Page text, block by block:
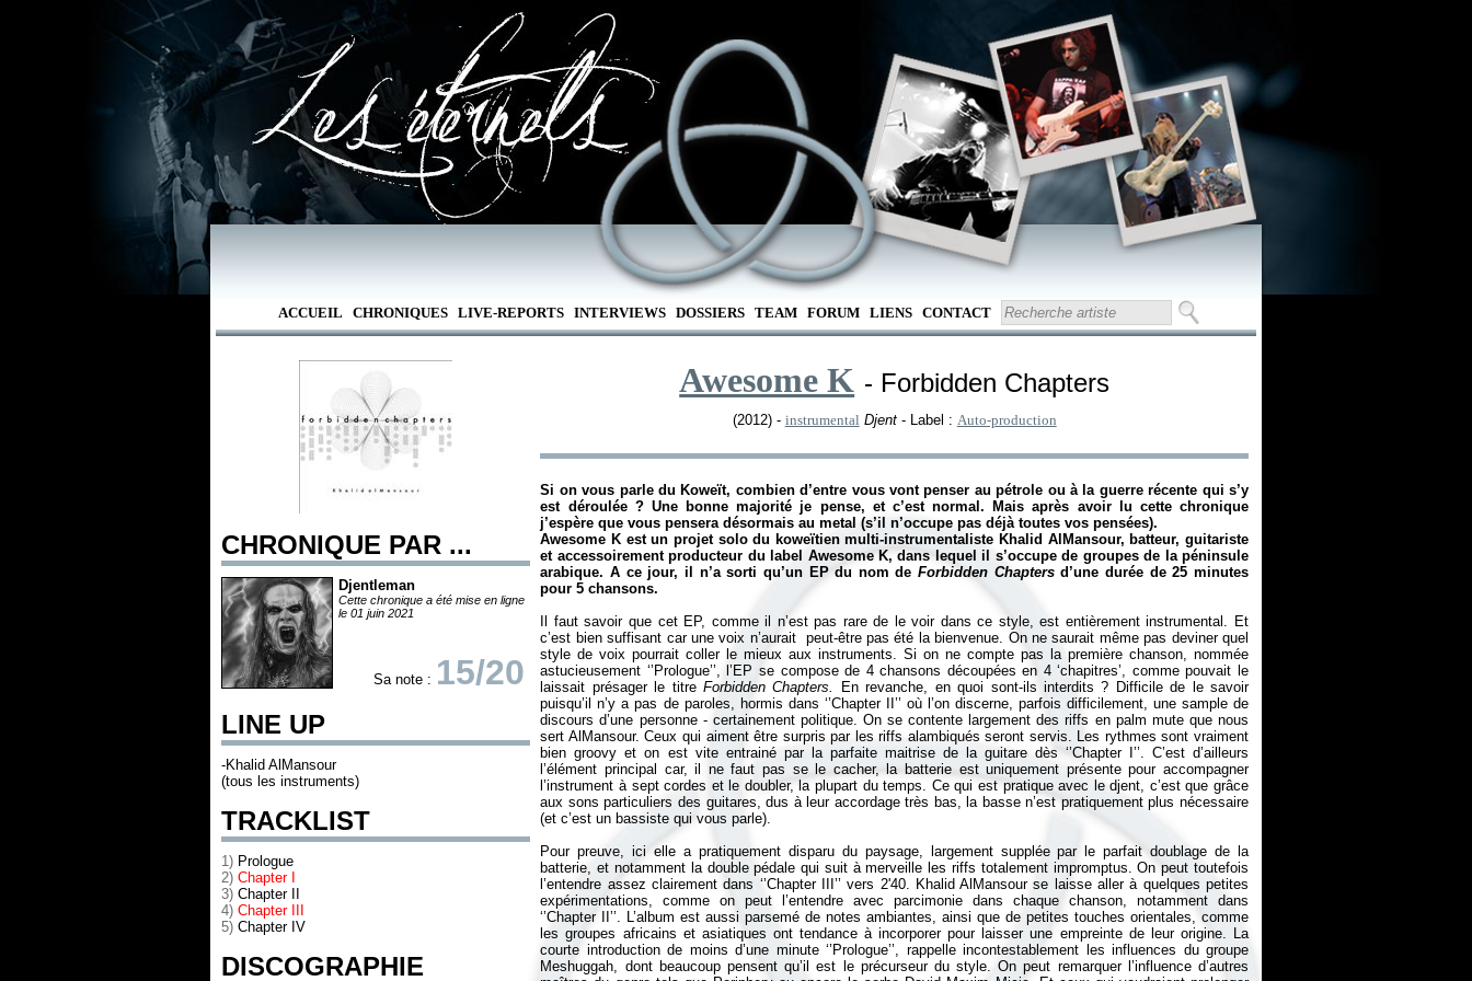
ACCUEIL CHRONIQUES LIVE-REPORTS INTERVIEWS DOSSIERS TEAM FORUM LIENS CONTACT
CHRONIQUE PAR ...
Djentleman
Cette chronique a été mise en ligne
le 01 juin 2021
Sa note : 15/20
LINE UP
-Khalid AlMansour
(tous les instruments)
TRACKLIST
1) Prologue
2) Chapter I
3) Chapter II
4) Chapter III
5) Chapter IV
DISCOGRAPHIE
Awesome K - Forbidden Chapters
(2012) - instrumental Djent- Label : Auto-production
Si on vous parle du Koweït, combien d’entre vous vont penser au pétrole ou à la guerre récente qui s’y
est déroulée ? Une bonne majorité je pense, et c’est normal. Mais après avoir lu cette chronique
j’espère que vous pensera désormais au metal (s’il n’occupe pas déjà toutes vos pensées).
Awesome K est un projet solo du koweïtien multi-instrumentaliste Khalid AlMansour, batteur, guitariste
et accessoirement producteur du label Awesome K, dans lequel il s’occupe de groupes de la péninsule
arabique. A ce jour, il n’a sorti qu’un EP du nom deForbidden Chaptersd’une durée de 25 minutes
pour 5 chansons.
Il faut savoir que cet EP, comme il n’est pas rare de le voir dans ce style, est entièrement instrumental. Et
c’est bien suffisant car une voix n’aurait peut-être pas été la bienvenue. On ne saurait même pas deviner quel
style de voix pourrait coller le mieux aux instruments. Si on ne compte pas la première chanson, nommée
astucieusement ‘’Prologue’’, l’EP se compose de 4 chansons découpées en 4 ‘chapitres’, comme pouvait le
laissait présager le titreForbidden Chapters.
En revanche, en quoi sont-ils interdits ? Difficile de le savoir
puisqu’il n’y a pas de paroles, hormis dans ‘’Chapter II’’ où l’on discerne, parfois difficilement, une sample de
discours d’une personne - certainement politique. On se contente largement des riffs en palm mute que nous
sert AlMansour. Ceux qui aiment être surpris par les riffs alambiqués seront servis. Les rythmes sont vraiment
bien groovy et on est vite entrainé par la parfaite maitrise de la guitare dès ‘’Chapter I’’. C’est d’ailleurs
l’élément principal car, il ne faut pas se le cacher, la batterie est uniquement présente pour accompagner
l’instrument à sept cordes et le doubler, la plupart du temps. Ce qui est pratique avec le djent, c’est que grâce
aux sons particuliers des guitares, dus à leur accordage très bas, la basse n’est pratiquement plus nécessaire
(et c’est un bassiste qui vous parle).
Pour preuve, ici elle a pratiquement disparu du paysage, largement supplée par le parfait doublage de la
batterie, et notamment la double pédale qui suit à merveille les riffs totalement impromptus. On peut toutefois
l’entendre assez clairement dans ‘’Chapter III’’ vers 2'40. Khalid AlMansour se laisse aller à quelques petites
expérimentations, comme on peut l’entendre avec parcimonie dans chaque chanson, notamment dans
‘’Chapter II’’. L’album est aussi parsemé de notes ambiantes, ainsi que de petites touches orientales, comme
les groupes africains et asiatiques ont tendance à incorporer pour laisser une empreinte de leur origine. La
courte introduction de moins d’une minute ‘’Prologue’’, rappelle incontestablement les influences du groupe
Meshuggah, dont beaucoup pensent qu’il est le précurseur du style. On peut remarquer l’influence d’autres